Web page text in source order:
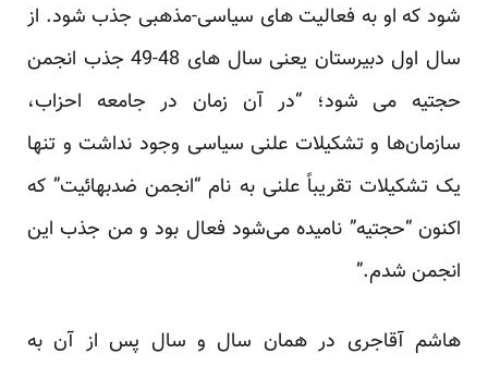
شود که او به فعالیت های سیاسی-مذهبی جذب شود. از
سال اول دبیرستان یعنی ‏سال های 48-49 جذب انجمن
حجتیه می شود؛ “در آن زمان در جامعه احزاب،
سازمان‌ها و تشکیلات علنی سیاسی ‏وجود نداشت و تنها
یک تشکیلات تقریباً علنی به نام “انجمن ضدبهائیت” که
اکنون “حجتیه” نامیده می‌شود فعال بود و من ‏جذب این
انجمن شدم.” ‏
هاشم آقاجری در همان سال و سال پس از آن به